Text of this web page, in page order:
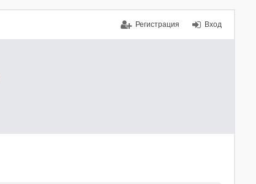
Вход
Регистрация